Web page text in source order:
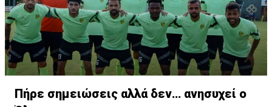
Πήρε σημειώσεις αλλά δεν… ανησυχεί ο